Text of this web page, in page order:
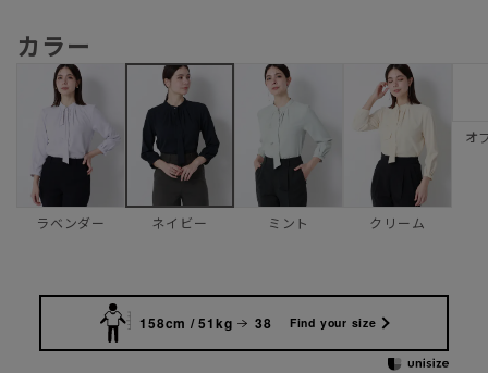
カラー
ラベンダー ネイビー ミント クリーム
オ
158cm / 51kg 38 Find your size